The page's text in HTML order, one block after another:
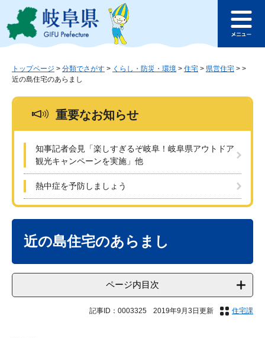
ジ
ュ
このページの本文へ
ュ
トップページ > 分類でさがす > くらし・防災・環境 > 住宅 > 県営住宅 > >
近の島住宅のあらまし
重要なお知らせ
知事記者会見「楽しすぎるぞ岐阜！岐阜県アウトドア
観光キャンペーンを実施」他
熱中症を予防しましょう
近の島住宅のあらまし
ページ内目次
記事ID：0003325 2019年9月3日更新 住宅課